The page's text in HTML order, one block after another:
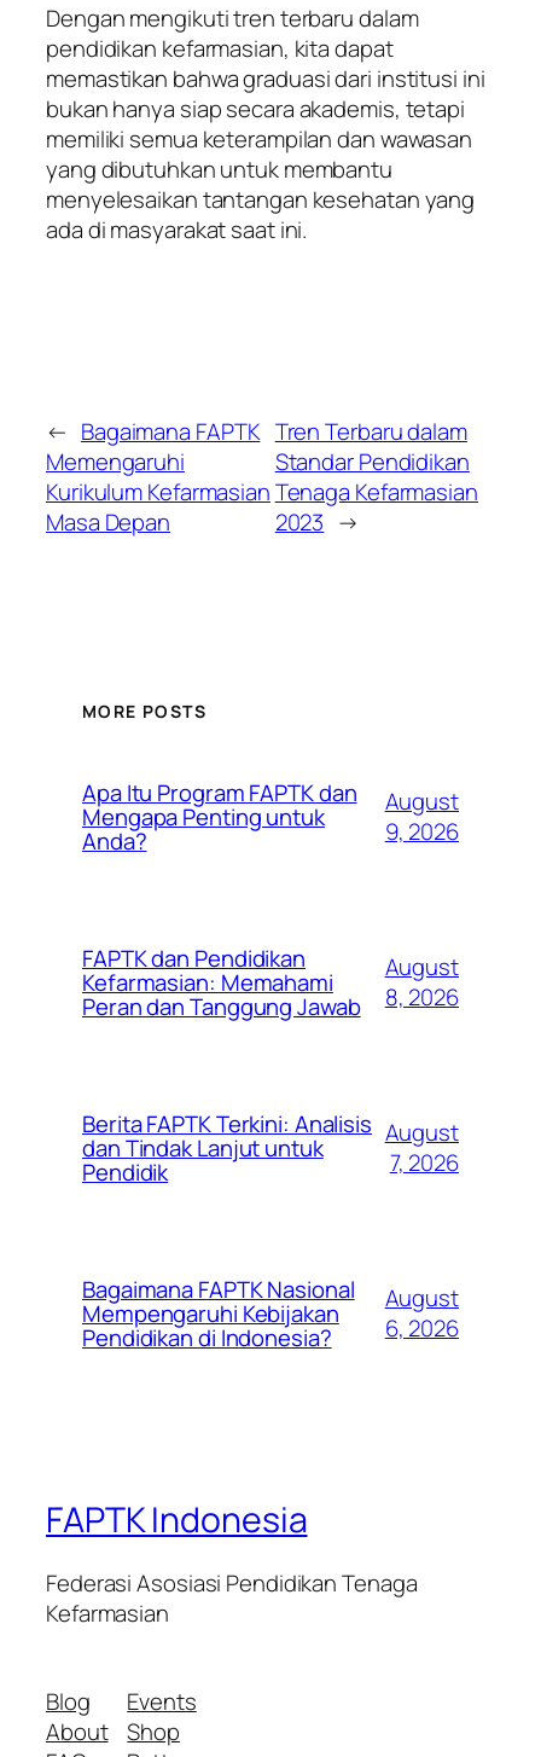
Dengan mengikuti tren terbaru dalam
pendidikan kefarmasian, kita dapat
memastikan bahwa graduasi dari institusi ini
bukan hanya siap secara akademis, tetapi
memiliki semua keterampilan dan wawasan
yang dibutuhkan untuk membantu
menyelesaikan tantangan kesehatan yang
ada di masyarakat saat ini.
← Bagaimana FAPTK
Memengaruhi
Kurikulum Kefarmasian
Masa Depan
Tren Terbaru dalam
Standar Pendidikan
Tenaga Kefarmasian
2023 →
MORE POSTS
Apa Itu Program FAPTK dan
Mengapa Penting untuk
Anda?
August
9, 2026
FAPTK dan Pendidikan
Kefarmasian: Memahami
Peran dan Tanggung Jawab
August
8, 2026
Berita FAPTK Terkini: Analisis
dan Tindak Lanjut untuk
Pendidik
August
7, 2026
Bagaimana FAPTK Nasional
Mempengaruhi Kebijakan
Pendidikan di Indonesia?
August
6, 2026
FAPTK Indonesia
Federasi Asosiasi Pendidikan Tenaga
Kefarmasian
Blog
About
Events
Shop